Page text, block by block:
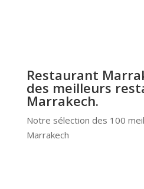
Restaurant
des meilleurs
Marrakech.
Notre sélection des 100
Marrakech